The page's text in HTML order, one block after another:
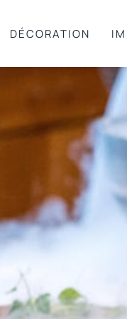
DÉCORATION